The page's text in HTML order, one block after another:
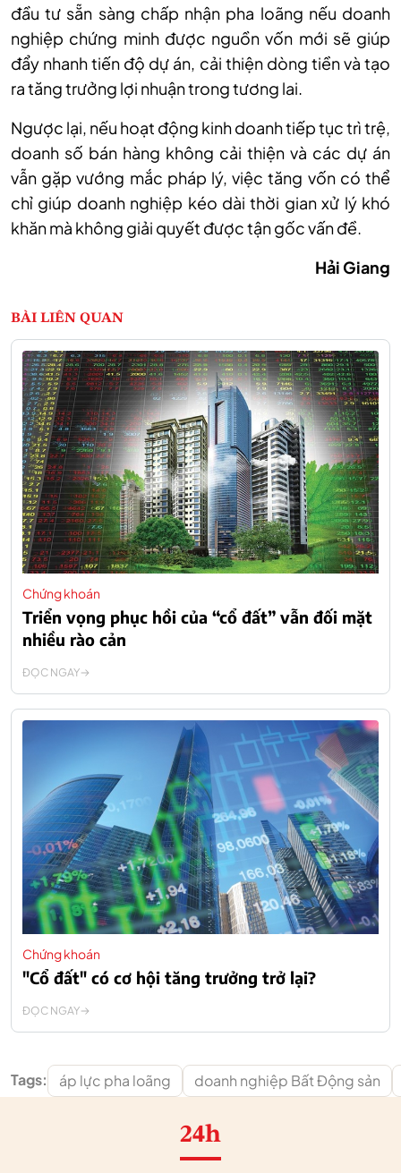
đầu tư sẵn sàng chấp nhận pha loãng nếu doanh
nghiệp chứng minh được nguồn vốn mới sẽ giúp
đẩy nhanh tiến độ dự án, cải thiện dòng tiền và tạo
ra tăng trưởng lợi nhuận trong tương lai.
Ngược lại, nếu hoạt động kinh doanh tiếp tục trì trệ,
doanh số bán hàng không cải thiện và các dự án
vẫn gặp vướng mắc pháp lý, việc tăng vốn có thể
chỉ giúp doanh nghiệp kéo dài thời gian xử lý khó
khăn mà không giải quyết được tận gốc vấn đề.
Hải Giang
BÀI LIÊN QUAN
Chứng khoán
Triển vọng phục hồi của “cổ đất” vẫn đối mặt
nhiều rào cản
ĐỌC NGAY
Chứng khoán
"Cổ đất" có cơ hội tăng trưởng trở lại?
ĐỌC NGAY
Tags: áp lực pha loãng doanh nghiệp Bất Động sản
24h